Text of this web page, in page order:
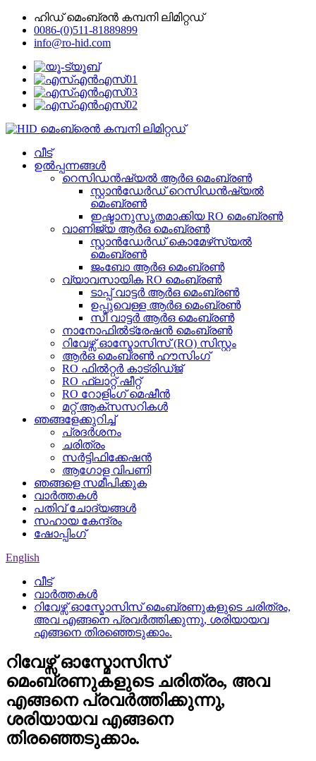
ഹിഡ് മെംബ്രൻ കമ്പനി ലിമിറ്റഡ്
0086-(0)511-81889899
info@ro-hid.com
വീട്
ഉൽപ്പന്നങ്ങൾ
റെസിഡൻഷ്യൽ ആർ‌ഒ മെംബ്രൺ
സ്റ്റാൻഡേർഡ് റെസിഡൻഷ്യൽ
മെംബ്രൺ
ഇഷ്ടാനുസൃതമാക്കിയ RO മെംബ്രൺ
വാണിജ്യ ആർ‌ഒ മെംബ്രൺ
സ്റ്റാൻഡേർഡ് കൊമേഴ്‌സ്യൽ
മെംബ്രൺ
ജംബോ ആർ‌ഒ മെംബ്രൺ
വ്യാവസായിക RO മെംബ്രൺ
ടാപ്പ് വാട്ടർ ആർ‌ഒ മെംബ്രൺ
ഉപ്പുവെള്ള ആർ‌ഒ മെംബ്രൺ
സീ വാട്ടർ ആർ‌ഒ മെംബ്രൺ
നാനോഫിൽട്രേഷൻ മെംബ്രൺ
റിവേഴ്സ് ഓസ്മോസിസ് (RO) സിസ്റ്റം
ആർഒ മെംബ്രൺ ഹൗസിംഗ്
RO ഫിൽറ്റർ കാട്രിഡ്ജ്
RO ഫ്ലാറ്റ് ഷീറ്റ്
RO റോളിംഗ് മെഷീൻ
മറ്റ് ആക്‌സസറികൾ
ഞങ്ങളേക്കുറിച്ച്
പ്രദർശനം
ചരിത്രം
സർട്ടിഫിക്കേഷൻ
ആഗോള വിപണി
ഞങ്ങളെ സമീപിക്കുക
വാർത്തകൾ
പതിവ് ചോദ്യങ്ങൾ
സഹായ കേന്ദ്രം
ഷോപ്പിംഗ്
English
വീട്
വാർത്തകൾ
റിവേഴ്സ് ഓസ്മോസിസ് മെംബ്രണുകളുടെ ചരിത്രം,
അവ എങ്ങനെ പ്രവർത്തിക്കുന്നു, ശരിയായവ
എങ്ങനെ തിരഞ്ഞെടുക്കാം.
റിവേഴ്സ് ഓസ്മോസിസ്
മെംബ്രണുകളുടെ ചരിത്രം, അവ
എങ്ങനെ പ്രവർത്തിക്കുന്നു,
ശരിയായവ എങ്ങനെ
തിരഞ്ഞെടുക്കാം.